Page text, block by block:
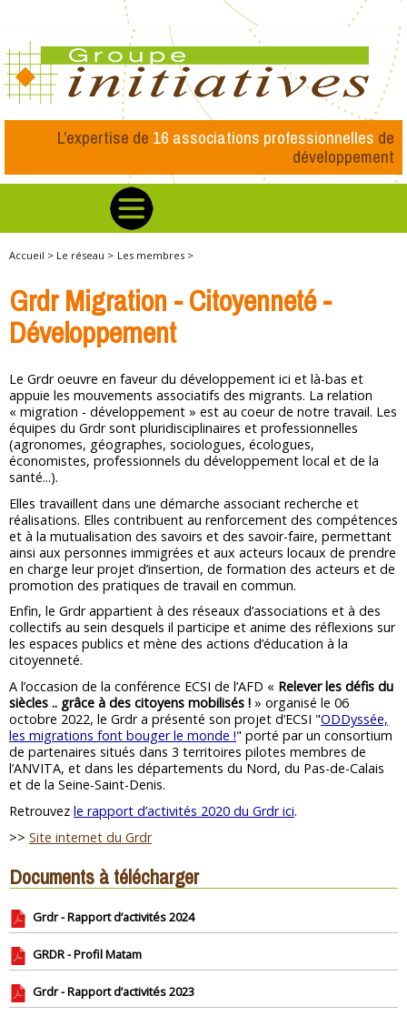
L’expertise de 16 associations professionnelles de
développement
Accueil > Le réseau > Les membres >
Grdr Migration - Citoyenneté -
Développement
Le Grdr oeuvre en faveur du développement ici et là-bas et
appuie les mouvements associatifs des migrants. La relation
« migration - développement » est au coeur de notre travail. Les
équipes du Grdr sont pluridisciplinaires et professionnelles
(agronomes, géographes, sociologues, écologues,
économistes, professionnels du développement local et de la
santé...).
Elles travaillent dans une démarche associant recherche et
réalisations. Elles contribuent au renforcement des compétences
et à la mutualisation des savoirs et des savoir-faire, permettant
ainsi aux personnes immigrées et aux acteurs locaux de prendre
en charge leur projet d’insertion, de formation des acteurs et de
promotion des pratiques de travail en commun.
Enfin, le Grdr appartient à des réseaux d’associations et à des
collectifs au sein desquels il participe et anime des réflexions sur
les espaces publics et mène des actions d’éducation à la
citoyenneté.
A l’occasion de la conférence ECSI de l’AFD « Relever les défis du
siècles .. grâce à des citoyens mobilisés ! » organisé le 06
octobre 2022, le Grdr a présenté son projet d’ECSI "ODDyssée,
les migrations font bouger le monde !" porté par un consortium
de partenaires situés dans 3 territoires pilotes membres de
l’ANVITA, et dans les départements du Nord, du Pas-de-Calais
et de la Seine-Saint-Denis.
Retrouvez le rapport d’activités 2020 du Grdr ici.
>> Site internet du Grdr
Documents à télécharger
Grdr - Rapport d’activités 2024
GRDR - Profil Matam
Grdr - Rapport d’activités 2023